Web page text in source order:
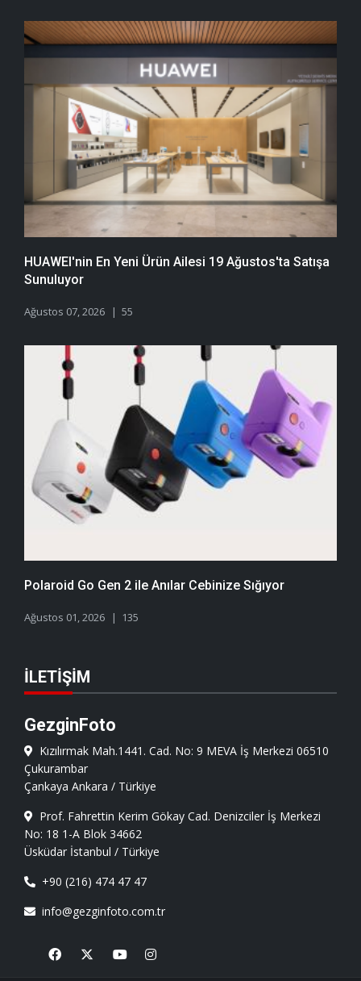
HUAWEI'nin En Yeni Ürün Ailesi 19 Ağustos'ta Satışa
Sunuluyor
Ağustos 07, 2026 55
Polaroid Go Gen 2 ile Anılar Cebinize Sığıyor
Ağustos 01, 2026 135
İLETIŞIM
GezginFoto
Kızılırmak Mah.1441. Cad. No: 9 MEVA İş Merkezi 06510
Çukurambar
Çankaya Ankara / Türkiye
Prof. Fahrettin Kerim Gökay Cad. Denizciler İş Merkezi
No: 18 1-A Blok 34662
Üsküdar İstanbul / Türkiye
+90 (216) 474 47 47
info@gezginfoto.com.tr